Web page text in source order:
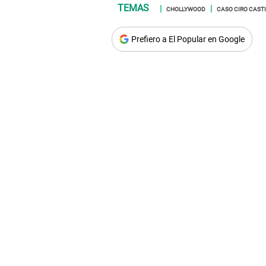
CHOLLYWOOD CASO CIRO
Prefiero a El Popular en Google